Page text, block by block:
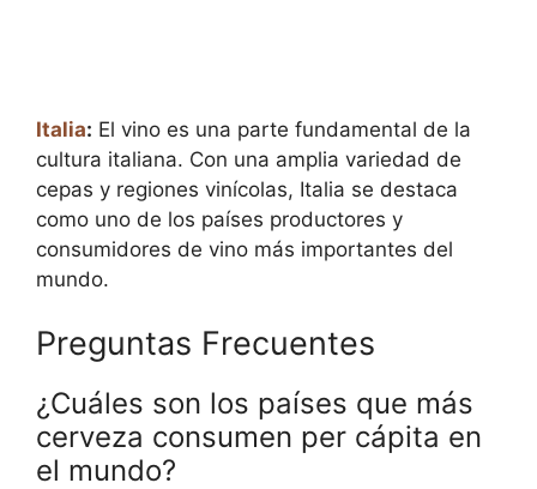
Italia: El vino es una parte fundamental de la
cultura italiana. Con una amplia variedad de
cepas y regiones vinícolas, Italia se destaca
como uno de los países productores y
consumidores de vino más importantes del
mundo.
Preguntas Frecuentes
¿Cuáles son los países que más
cerveza consumen per cápita en
el mundo?